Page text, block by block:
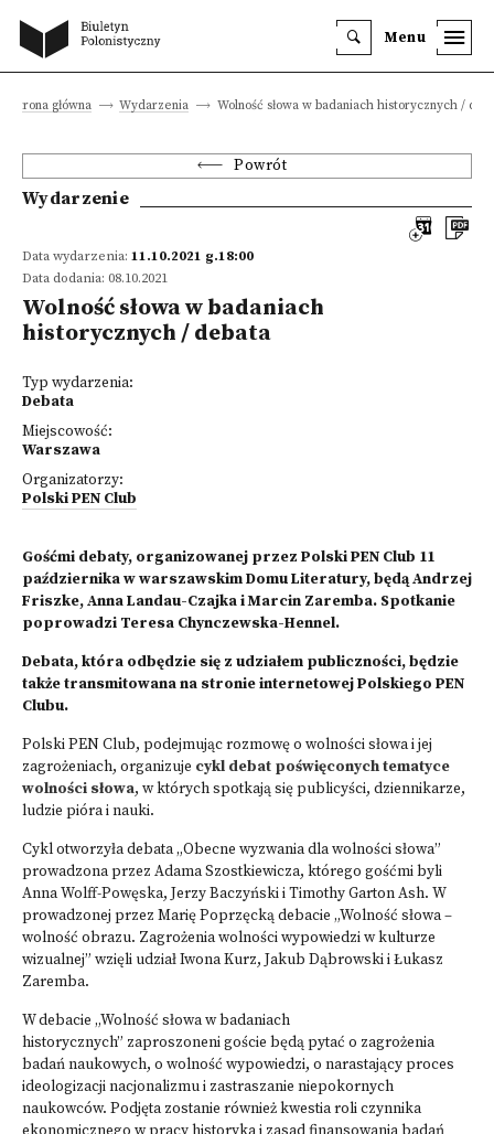
Menu
Strona główna Wydarzenia Wolność słowa w badaniach historycznych /
Powrót
Wydarzenie
Data wydarzenia: 11.10.2021 g.18:00
Data dodania: 08.10.2021
Wolność słowa w badaniach
historycznych / debata
Typ wydarzenia:
Debata
Miejscowość:
Warszawa
Organizatorzy:
Polski PEN Club
Gośćmi debaty, organizowanej przez Polski PEN Club 11
października w warszawskim Domu Literatury, będą Andrzej
Friszke, Anna Landau-Czajka i Marcin Zaremba. Spotkanie
poprowadzi Teresa Chynczewska-Hennel.
Debata, która odbędzie się z udziałem publiczności, będzie
także transmitowana na stronie internetowej Polskiego PEN
Clubu.
Polski PEN Club, podejmując rozmowę o wolności słowa i jej
zagrożeniach, organizuje cykl debat poświęconych tematyce
wolności słowa, w których spotkają się publicyści, dziennikarze,
ludzie pióra i nauki.
Cykl otworzyła debata „Obecne wyzwania dla wolności słowa”
prowadzona przez Adama Szostkiewicza, którego gośćmi byli
Anna Wolff-Powęska, Jerzy Baczyński i Timothy Garton Ash. W
prowadzonej przez Marię Poprzęcką debacie „Wolność słowa –
wolność obrazu. Zagrożenia wolności wypowiedzi w kulturze
wizualnej” wzięli udział Iwona Kurz, Jakub Dąbrowski i Łukasz
Zaremba.
W debacie „Wolność słowa w badaniach
historycznych” zaproszoneni goście będą pytać o zagrożenia
badań naukowych, o wolność wypowiedzi, o narastający proces
ideologizacji nacjonalizmu i zastraszanie niepokornych
naukowców. Podjęta zostanie również kwestia roli czynnika